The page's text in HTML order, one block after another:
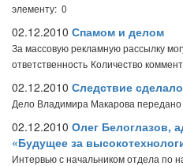
элементу: 0
02.12.2010 Спамом и делом
За массовую рекламную рассылку
ответственность Количество
02.12.2010 Следствие
Дело Владимира Макарова передано
02.12.2010 Олег Белоглазов,
«Будущее за
Интервью с начальником отдела по